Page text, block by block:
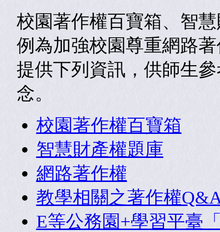
校園著作權百寶箱、智
例為加強校園尊重網路
提供下列資訊，供師生
念。
校園著作權百寶箱
智慧財產權題庫
網路著作權
教學相關之著作權
E等公務園+學習平臺